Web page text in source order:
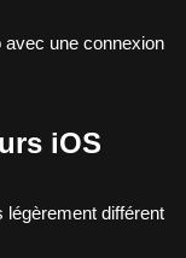
une connexion
iOS
différent